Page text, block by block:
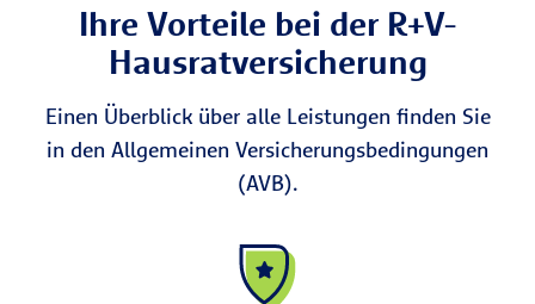
Ihre Vorteile bei der R+V-
Haus­rat­versi­cherung
Einen Überblick über alle Leistungen finden Sie
in den Allgemeinen Versicherungsbedingungen
(AVB).